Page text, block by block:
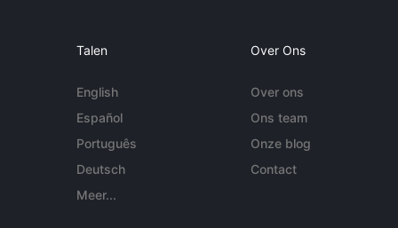
Talen
English
Español
Português
Deutsch
Meer...
Over Ons
Over ons
Ons team
Onze blog
Contact